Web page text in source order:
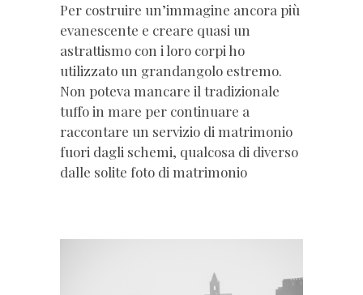
Per costruire un’immagine ancora più
evanescente e creare quasi un
astrattismo con i loro corpi ho
utilizzato un grandangolo estremo.
Non poteva mancare il tradizionale
tuffo in mare per continuare a
raccontare un servizio di matrimonio
fuori dagli schemi, qualcosa di diverso
dalle solite foto di matrimonio